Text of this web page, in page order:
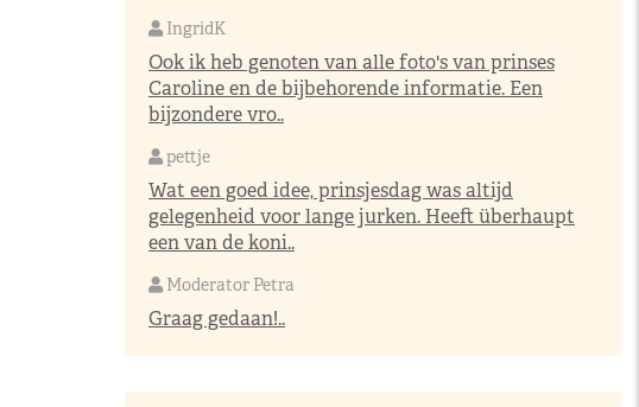
IngridK
Ook ik heb genoten van alle foto's van prinses
Caroline en de bijbehorende informatie. Een
bijzondere vro..
pettje
Wat een goed idee, prinsjesdag was altijd
gelegenheid voor lange jurken. Heeft überhaupt
een van de koni..
Moderator Petra
Graag gedaan!..